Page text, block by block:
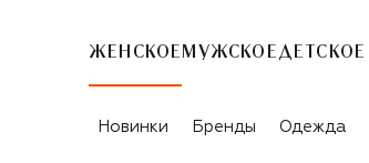
ЖЕНСКОЕ МУЖСКОЕ ДЕТСКОЕ
Новинки Бренды Одежда